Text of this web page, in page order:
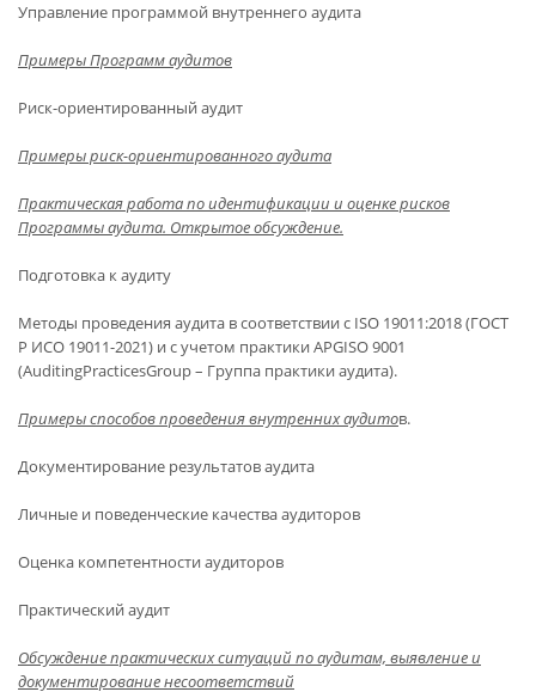
Управление программой внутреннего аудита
Примеры Программ аудитов
Риск-ориентированный аудит
Примеры риск-ориентированного аудита
Практическая работа по идентификации и оценке рисков
Программы аудита. Открытое обсуждение.
Подготовка к аудиту
Методы проведения аудита в соответствии с ISO 19011:2018 (ГОСТ
Р ИСО 19011-2021) и с учетом практики APGISO 9001
(AuditingPracticesGroup – Группа практики аудита).
Примеры способов проведения внутренних аудитов.
Документирование результатов аудита
Личные и поведенческие качества аудиторов
Оценка компетентности аудиторов
Практический аудит
Обсуждение практических ситуаций по аудитам, выявление и
документирование несоответствий